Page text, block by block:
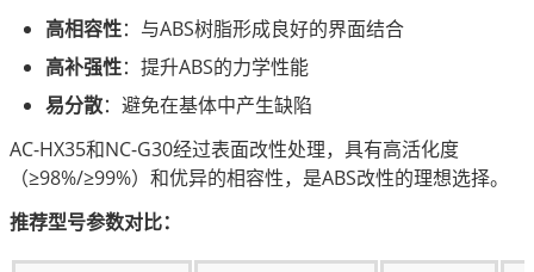
高相容性：与ABS树脂形成良好的界面结合
高补强性：提升ABS的力学性能
易分散：避免在基体中产生缺陷
AC-HX35和NC-G30经过表面改性处理，具有高活化度
（≥98%/≥99%）和优异的相容性，是ABS改性的理想选择。
推荐型号参数对比：